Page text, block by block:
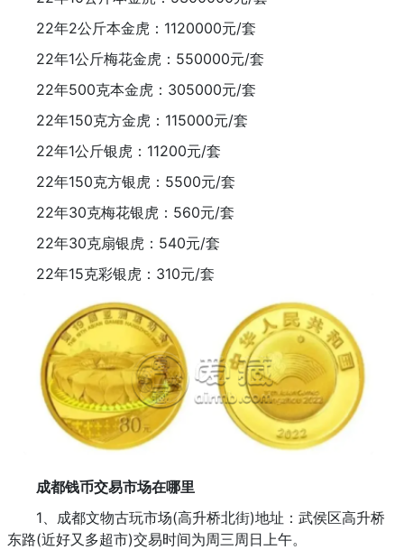
22年2公斤本金虎：1120000元/套
22年1公斤梅花金虎：550000元/套
22年500克本金虎：305000元/套
22年150克方金虎：115000元/套
22年1公斤银虎：11200元/套
22年150克方银虎：5500元/套
22年30克梅花银虎：560元/套
22年30克扇银虎：540元/套
22年15克彩银虎：310元/套
成都钱币交易市场在哪里
1、成都文物古玩市场(高升桥北街)地址：武侯区高升桥
东路(近好又多超市)交易时间为周三周日上午。